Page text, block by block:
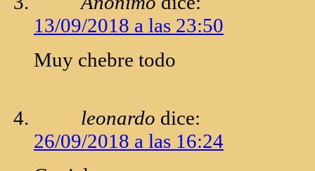
13/09/2018 a las 23:50
Muy chebre todo
leonardo dice:
26/09/2018 a las 16:24